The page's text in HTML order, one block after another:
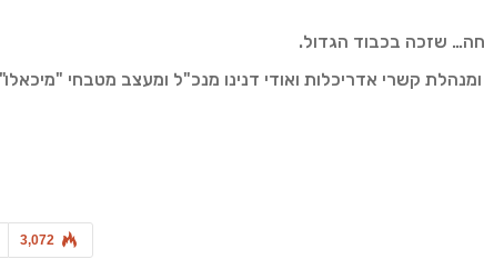
שזכה בכבוד הגדול.
קשרי אדריכלות ואודי דנינו מנכ"ל ומעצב מטבחי
3,072